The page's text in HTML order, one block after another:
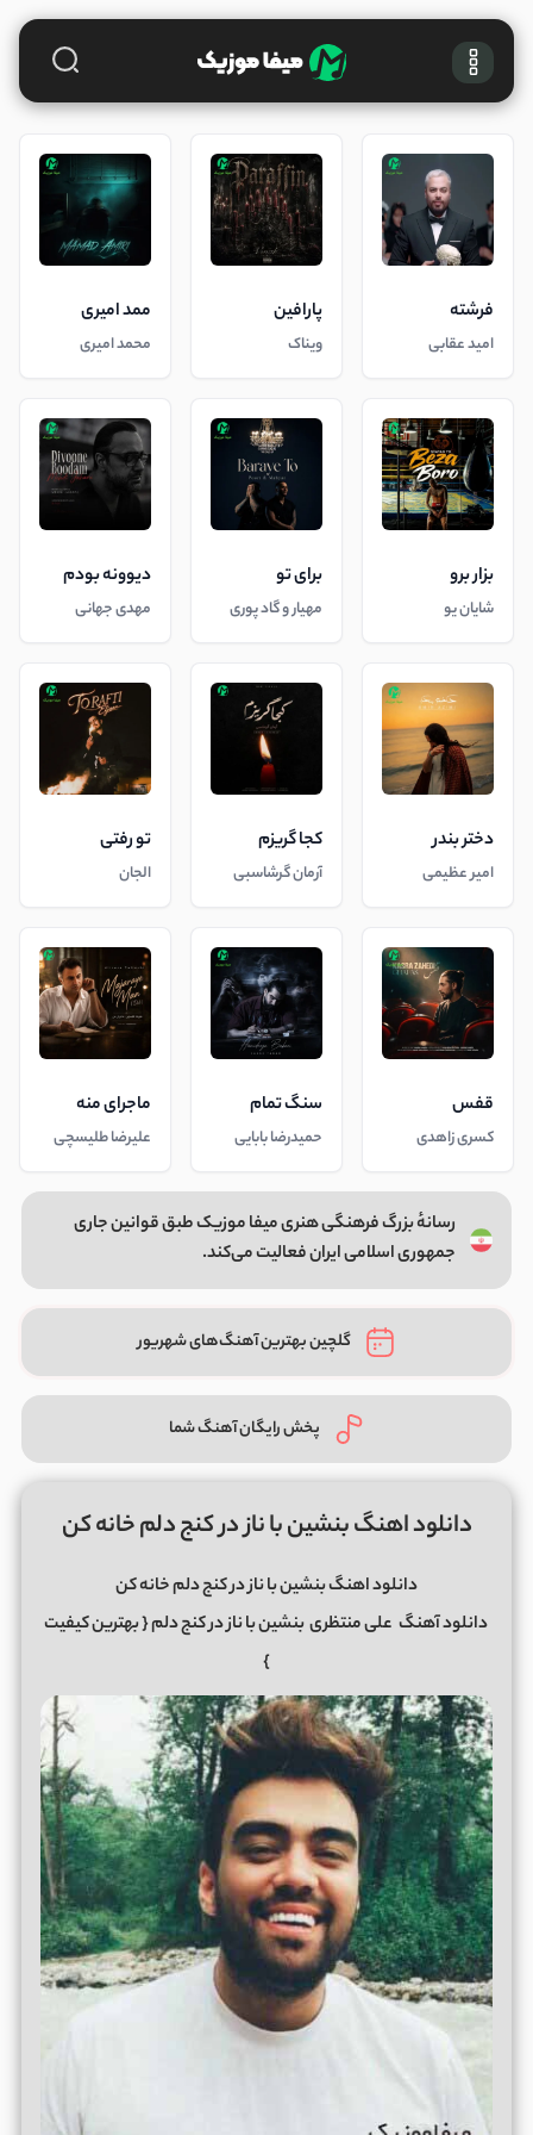
فرشته
امید عقابی
پارافین
ویناک
ممد امیری
محمد امیری
بزار برو
شایان یو
برای تو
مهیار و گاد پوری
دیوونه بودم
مهدی جهانی
دختر بندر
امیر عظیمی
کجا گریزم
آرمان گرشاسبی
تو رفتی
الجان
قفس
کسری زاهدی
سنگ تمام
حمیدرضا بابایی
ماجرای منه
علیرضا طلیسچی
رسانهٔ بزرگ فرهنگی هنری میفا موزیک طبق قوانین جاری
جمهوری اسلامی ایران فعالیت می‌کند.
گلچین بهترین آهنگ‌های شهریور
پخش رایگان آهنگ شما
دانلود اهنگ بنشین با ناز در کنج دلم خانه کن
دانلود اهنگ بنشین با ناز در کنج دلم خانه کن
دانلود آهنگ علی منتظریبنشین با ناز در کنج دلم{ بهترین کیفیت
}